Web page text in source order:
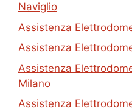
Naviglio
Assistenza
Assistenza
Assistenza
Milano
Assistenza